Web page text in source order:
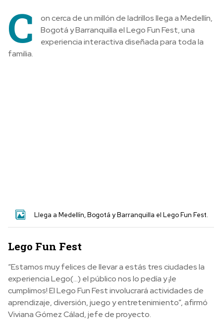
C
on cerca de un millón de ladrillos llega a Medellín,
Bogotá y Barranquilla el Lego Fun Fest, una
experiencia interactiva diseñada para toda la
familia.
Llega a Medellín, Bogotá y Barranquilla el Lego Fun Fest.
Lego Fun Fest
“Estamos muy felices de llevar a estás tres ciudades la
experiencia Lego(…) el público nos lo pedía y ¡le
cumplimos! El Lego Fun Fest involucrará actividades de
aprendizaje, diversión, juego y entretenimiento”, afirmó
Viviana Gómez Cálad, jefe de proyecto.